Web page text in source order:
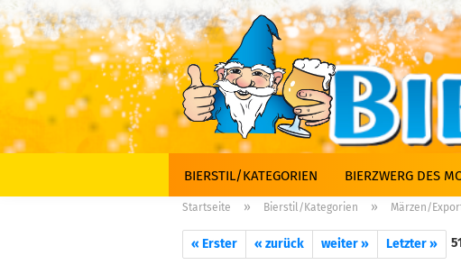
BIERSTIL/KATEGORIEN BIERZWERG DES
Startseite » Bierstil/Kategorien » Märzen/
« Erster « zurück weiter » Letzter »